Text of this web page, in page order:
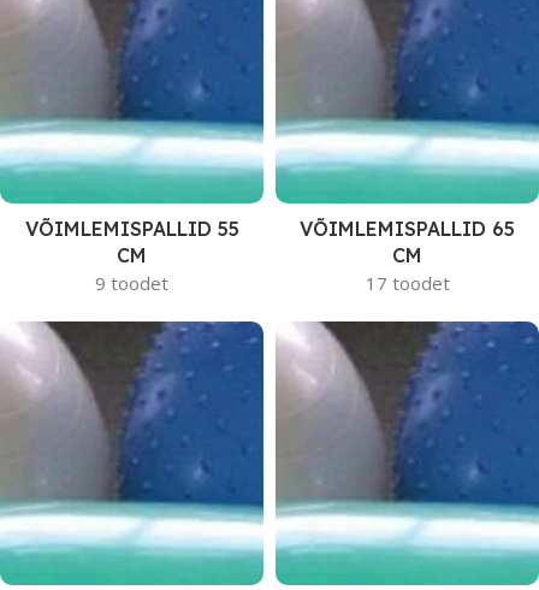
VÕIMLEMISPALLID 55
CM
9 toodet
VÕIMLEMISPALLID 65
CM
17 toodet